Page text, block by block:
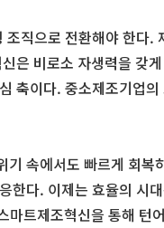
직으로 전환해야 한다.
은 비로소 자생력을 갖
축이다. 중소제조기업
기 속에서도 빠르게 회
한다. 이제는 효율의 시
마트제조혁신을 통해 턴